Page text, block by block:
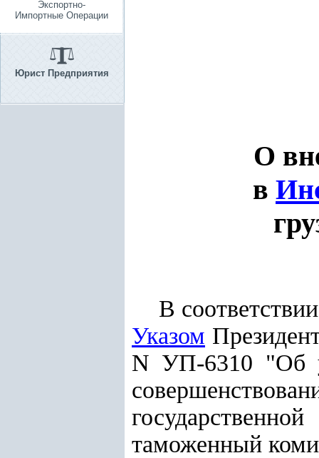
Экспортно-
Импортные Операции
Юрист Предприятия
О
в
В
Указом
N УП-6310 "Об
таможенный